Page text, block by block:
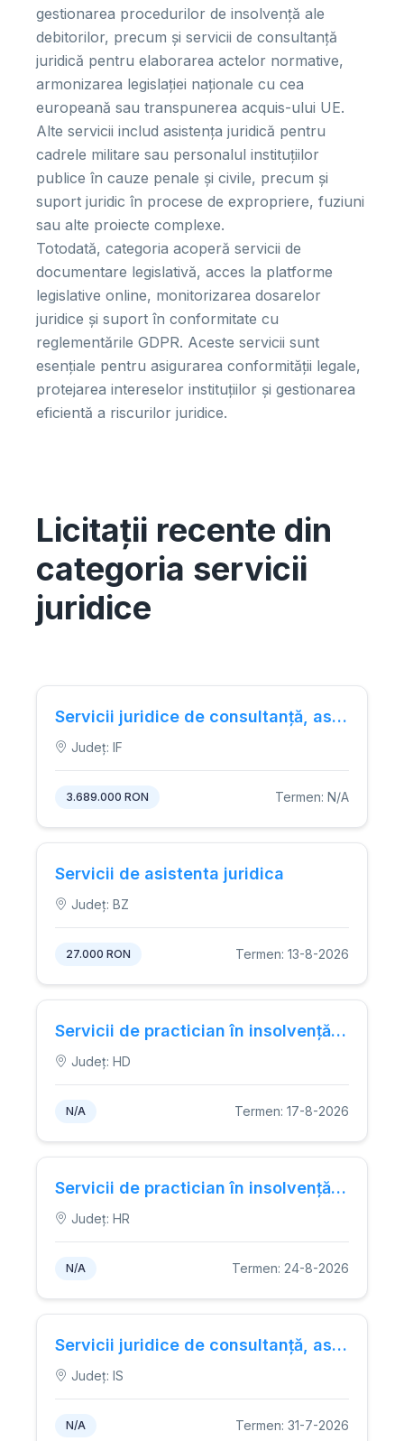
gestionarea procedurilor de insolvență ale
debitorilor, precum și servicii de consultanță
juridică pentru elaborarea actelor normative,
armonizarea legislației naționale cu cea
europeană sau transpunerea acquis-ului UE.
Alte servicii includ asistența juridică pentru
cadrele militare sau personalul instituțiilor
publice în cauze penale și civile, precum și
suport juridic în procese de expropriere, fuziuni
sau alte proiecte complexe.
Totodată, categoria acoperă servicii de
documentare legislativă, acces la platforme
legislative online, monitorizarea dosarelor
juridice și suport în conformitate cu
reglementările GDPR. Aceste servicii sunt
esențiale pentru asigurarea conformității legale,
protejarea intereselor instituțiilor și gestionarea
eficientă a riscurilor juridice.
Licitații recente din
categoria servicii
juridice
Servicii juridice de consultanță, asistență și reprezentare pentru exproprieri
Județ: IF
3.689.000 RON Termen: N/A
Servicii de asistenta juridica
Județ: BZ
27.000 RON Termen: 13-8-2026
Servicii de practician în insolvență pentru ATP Global Transporting SRL
Județ: HD
N/A Termen: 17-8-2026
Servicii de practician în insolvență pentru cazul S.C. TRIGA S.R.L.
Județ: HR
N/A Termen: 24-8-2026
Servicii juridice de consultanță, asistență și/sau reprezentare juridică pentru protejarea drepturilor și intereselor legitime ale autorităților locale.
Județ: IS
N/A Termen: 31-7-2026